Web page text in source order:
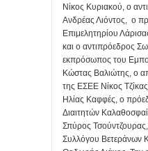
Νίκος Κυριακού, ο
Ανδρέας Λιόντος, ο
Επιμελητηρίου
και ο αντιπρόεδρος
εκπρόσωπος του
Κώστας Βαλιώτης, ο
της ΕΣΕΕ Νίκος
Ηλίας Καφφές, ο
Διαιτητών
Σπύρος
Συλλόγου Βετεράνων